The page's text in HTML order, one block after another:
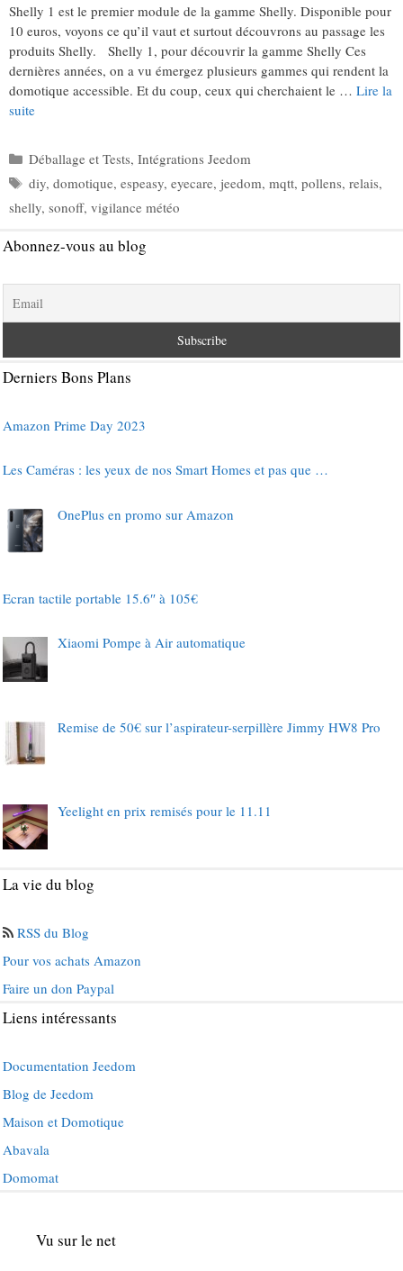
Shelly 1 est le premier module de la gamme Shelly. Disponible pour
10 euros, voyons ce qu’il vaut et surtout découvrons au passage les
produits Shelly. Shelly 1, pour découvrir la gamme Shelly Ces
dernières années, on a vu émergez plusieurs gammes qui rendent la
domotique accessible. Et du coup, ceux qui cherchaient le … Lire la
suite
Catégories
Déballage et Tests, Intégrations Jeedom
Étiquettes
diy, domotique, espeasy, eyecare, jeedom, mqtt, pollens, relais,
shelly, sonoff, vigilance météo
Abonnez-vous au blog
Derniers Bons Plans
Amazon Prime Day 2023
Les Caméras : les yeux de nos Smart Homes et pas que …
OnePlus en promo sur Amazon
Ecran tactile portable 15.6″ à 105€
Xiaomi Pompe à Air automatique
Remise de 50€ sur l’aspirateur-serpillère Jimmy HW8 Pro
Yeelight en prix remisés pour le 11.11
La vie du blog
RSS du Blog
Pour vos achats Amazon
Faire un don Paypal
Liens intéressants
Documentation Jeedom
Blog de Jeedom
Maison et Domotique
Abavala
Domomat
Vu sur le net